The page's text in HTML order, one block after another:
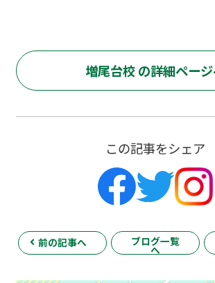
増尾台校 の詳細ペー
この記事をシェア
前の記事へ ブログ一覧
へ